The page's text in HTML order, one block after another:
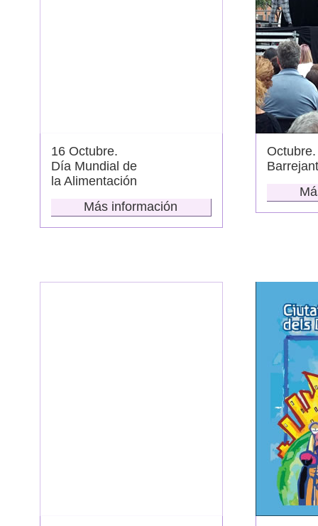
16 Octubre.
Día Mundial de
la Alimentación
Más información
Octubre.